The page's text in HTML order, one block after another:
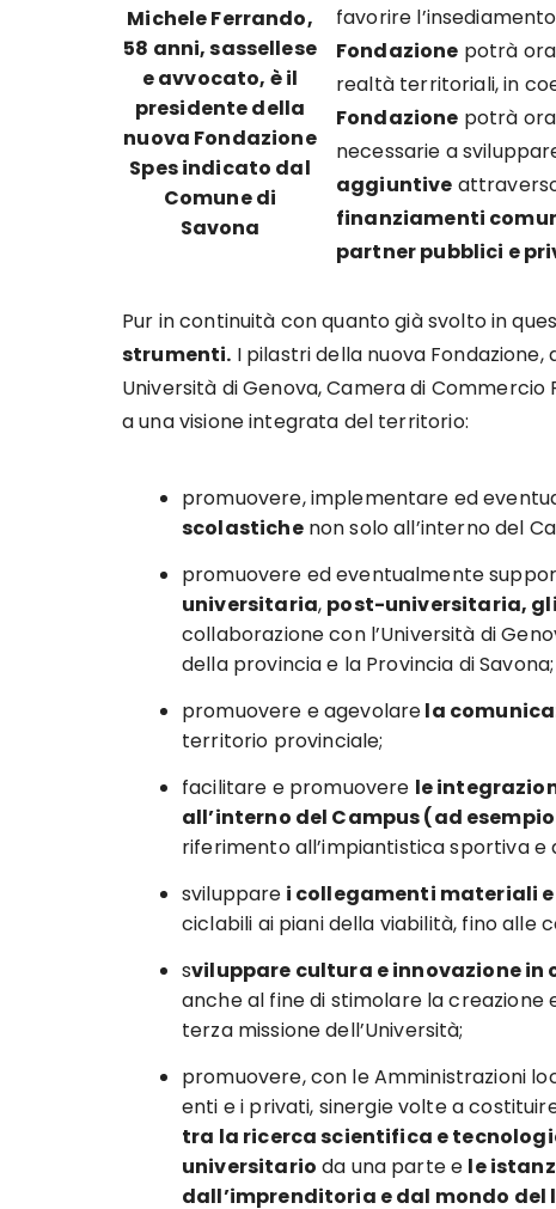
Michele Ferrando,
58 anni, sassellese
e avvocato, è il
presidente della
nuova Fondazione
Spes indicato dal
Comune di
Savona
favorire
Fondazione potrà
realtà territoriali, in
Fondazione potrà
necessarie a
aggiuntive
finanziamenti
partner pubblici e
Pur in continuità con quanto già svolto in
strumenti. I pilastri della nuova
Università di Genova, Camera di Commercio
a una visione integrata del territorio:
promuovere, implementare ed
scolastichenon solo all’interno del
promuovere ed eventualmente
universitaria, post-universitaria, gli
collaborazione con l’Università di
della provincia e la Provincia di Savona;
promuovere e agevolarela
territorio provinciale;
facilitare e promuovere le
all’interno del Campus (ad
riferimento all’impiantistica sportiva
sviluppare i collegamenti materiali
ciclabili ai piani della viabilità, fino alle
sviluppare cultura e innovazione
anche al fine di stimolare la creazione
terza missione dell’Università;
promuovere, con le Amministrazioni
enti e i privati, sinergie volte a
tra la ricerca scientifica e
universitario da una parte e le
dall’imprenditoria e dal mondo del